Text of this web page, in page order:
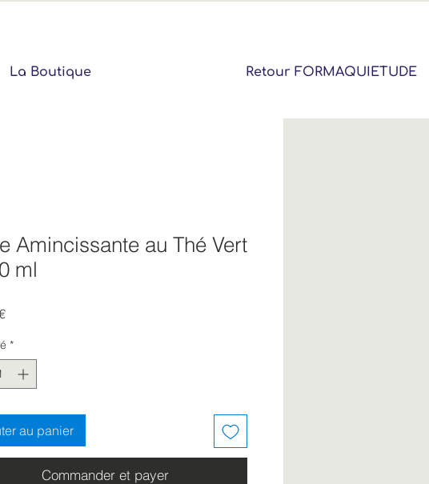
Retour FORMAQUIETUDE
La Boutique
Amincissante au Thé Vert
ml
Prix
*
au panier
Commander et payer